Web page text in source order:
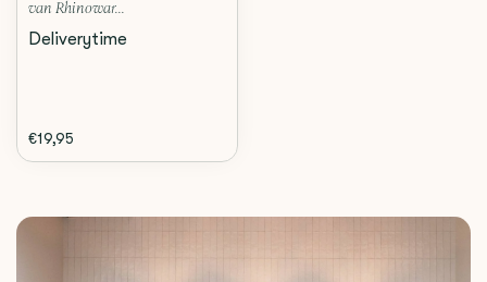
van Rhinowar...
Deliverytime
€19,95